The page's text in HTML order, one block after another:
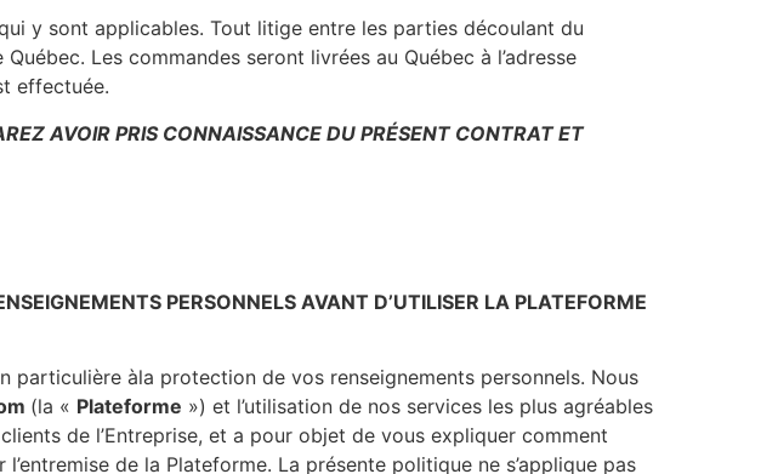
y sont applicables. Tout litige entre les parties découlant du
Les commandes seront livrées au Québec à l’adresse
effectuée.
AVOIR PRIS CONNAISSANCE DU PRÉSENT CONTRAT ET
PERSONNELS AVANT D’UTILISER LA PLATEFORME
particulière àla protection de vos renseignements personnels. Nous
(la « Plateforme ») et l’utilisation de nos services les plus agréables
de l’Entreprise, et a pour objet de vous expliquer comment
de la Plateforme. La présente politique ne s’applique pas